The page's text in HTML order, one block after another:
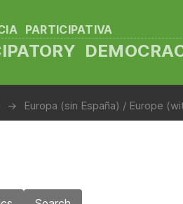
PARTICIPATIVA
Europa (sin España) / Europe